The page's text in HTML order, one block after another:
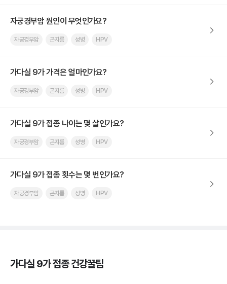
자궁경부암 원인이 무엇인가요?
자궁경부암 곤지름 성병 HPV
가다실 9가 가격은 얼마인가요?
자궁경부암 곤지름 성병 HPV
가다실 9가 접종 나이는 몇 살인가요?
자궁경부암 곤지름 성병 HPV
가다실 9가 접종 횟수는 몇 번인가요?
자궁경부암 곤지름 성병 HPV
가다실 9가 접종 건강꿀팁